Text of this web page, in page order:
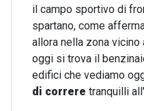
il campo sportivo di
spartano, come
allora nella zona
oggi si trova il
edifici che vediamo
di correre tranquilli